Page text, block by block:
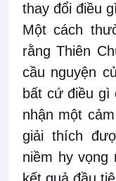
thay đổi điều
Một cách
rằng Thiên
cầu nguyện
bất cứ điều gì
nhận một
giải thích
niềm hy vọng